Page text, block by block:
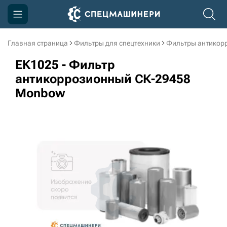
Главная страница Фильтры для спецтехники Фильтры
EK1025 - Фильтр
антикоррозионный СК-29458
Monbow
Компания
Акции
Доставка и оплата
3D тур по производству